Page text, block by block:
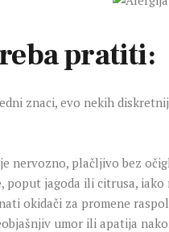
pratiti:
znaci, evo nekih
nervozno, plačljivo bez
poput jagoda ili citrusa,
okidači za promene
umor ili apatija